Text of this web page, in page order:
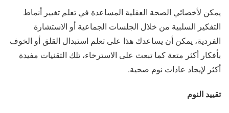
يمكن لأخصائي الصحة العقلية المساعدة في تعلم تغيير أنماط
التفكير السلبية من خلال الجلسات الجماعية أو الاستشارة
الفردية، يمكن أن يساعدك هذا على تعلم استبدال القلق أو الخوف
بأفكار أكثر متعة كما تبعث على الاسترخاء، تلك التقنيات مفيدة
أكثر لإيجاد عادات نوم صحية.
تقييد النوم